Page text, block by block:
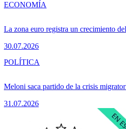
La zona euro registra un crecimiento
30.07.2026
ECONOMÍA
Meloni saca partido de la crisis
31.07.2026
POLÍTICA